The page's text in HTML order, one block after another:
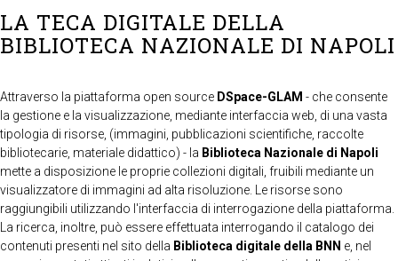
LA TECA DIGITALE DELLA
BIBLIOTECA NAZIONALE DI NAPOLI
Attraverso la piattaforma open source DSpace-GLAM - che consente
la gestione e la visualizzazione, mediante interfaccia web, di una vasta
tipologia di risorse, (immagini, pubblicazioni scientifiche, raccolte
bibliotecarie, materiale didattico) - la Biblioteca Nazionale di Napoli
mette a disposizione le proprie collezioni digitali, fruibili mediante un
visualizzatore di immagini ad alta risoluzione. Le risorse sono
raggiungibili utilizzando l'interfaccia di interrogazione della piattaforma.
La ricerca, inoltre, può essere effettuata interrogando il catalogo dei
contenuti presenti nel sito della Biblioteca digitale della BNN e, nel